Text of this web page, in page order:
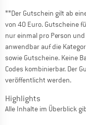
**Der Gutschein gilt ab
von 40 Euro. Gutscheine
nur einmal pro Person
anwendbar auf die
sowie Gutscheine. Keine
Codes kombinierbar. Der
veröffentlicht werden.
Highlights
Alle Inhalte im Überblick